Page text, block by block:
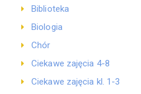
Biblioteka
Biologia
Chór
Ciekawe zajęcia 4-8
Ciekawe zajęcia kl. 1-3